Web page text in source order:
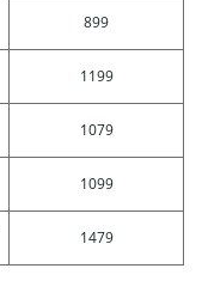
899
1199
1079
1099
1479